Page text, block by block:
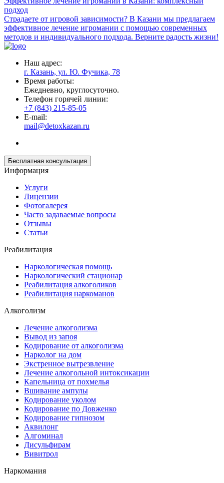
подход
Страдаете от игровой зависимости? В Казани мы предлагаем
эффективное лечение игромании с помощью современных
методов и индивидуального подхода. Верните радость жизни!
Наш адрес:
г. Казань, ул. Ю. Фучика, 78
Время работы:
Ежедневно, круглосуточно.
Телефон горячей линии:
+7 (843) 215-85-05
E-mail:
mail@detoxkazan.ru
Бесплатная консультация
Информация
Услуги
Лицензии
Фотогалерея
Часто задаваемые вопросы
Отзывы
Статьи
Реабилитация
Наркологическая помощь
Наркологический стационар
Реабилитация алкоголиков
Реабилитация наркоманов
Алкоголизм
Лечение алкоголизма
Вывод из запоя
Кодирование от алкоголизма
Нарколог на дом
Экстренное вытрезвление
Лечение алкогольной интоксикации
Капельница от похмелья
Вшивание ампулы
Кодирование уколом
Кодирование по Довженко
Кодирование гипнозом
Аквилонг
Алгоминал
Дисульфирам
Вивитрол
Наркомания